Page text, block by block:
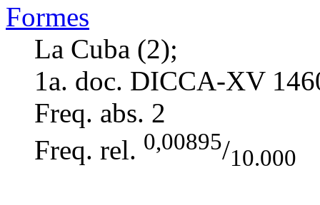
Formes
La Cuba (2);
1a. doc. DICCA-XV
Freq. abs. 2
Freq. rel. 0,00895/10.000